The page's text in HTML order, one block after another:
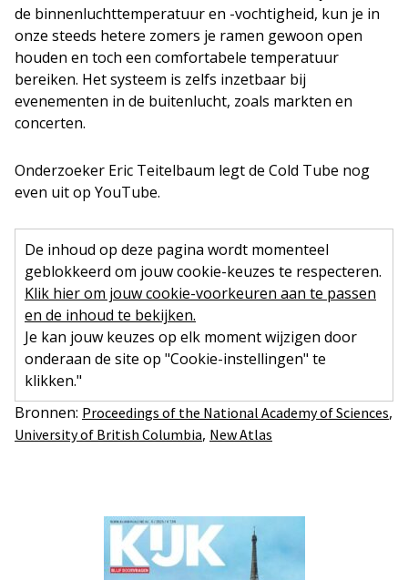
de binnenluchttemperatuur en -vochtigheid, kun je in
onze steeds hetere zomers je ramen gewoon open
houden en toch een comfortabele temperatuur
bereiken. Het systeem is zelfs inzetbaar bij
evenementen in de buitenlucht, zoals markten en
concerten.
Onderzoeker Eric Teitelbaum legt de Cold Tube nog
even uit op YouTube.
De inhoud op deze pagina wordt momenteel
geblokkeerd om jouw cookie-keuzes te respecteren.
Klik hier om jouw cookie-voorkeuren aan te passen
en de inhoud te bekijken.
Je kan jouw keuzes op elk moment wijzigen door
onderaan de site op "Cookie-instellingen" te
klikken."
Bronnen: Proceedings of the National Academy of Sciences,
University of British Columbia, New Atlas